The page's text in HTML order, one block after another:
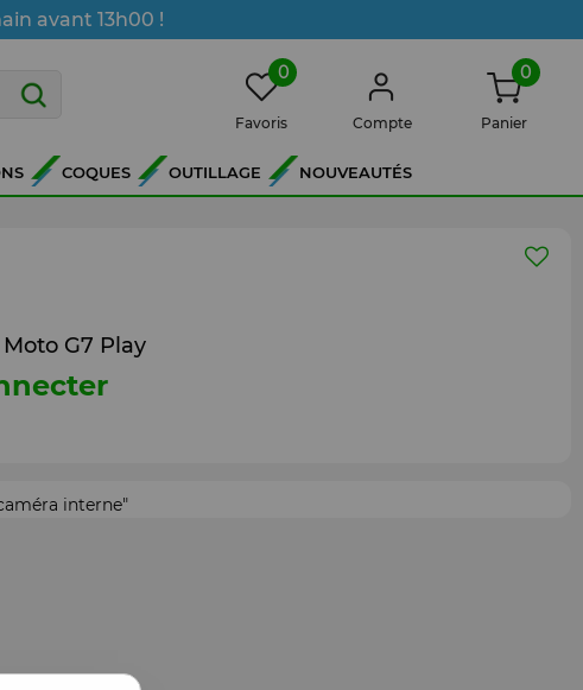
avant 13h00 !
0
Favoris Compte
0
Panier
COQUES OUTILLAGE NOUVEAUTÉS
G7 Play
interne"